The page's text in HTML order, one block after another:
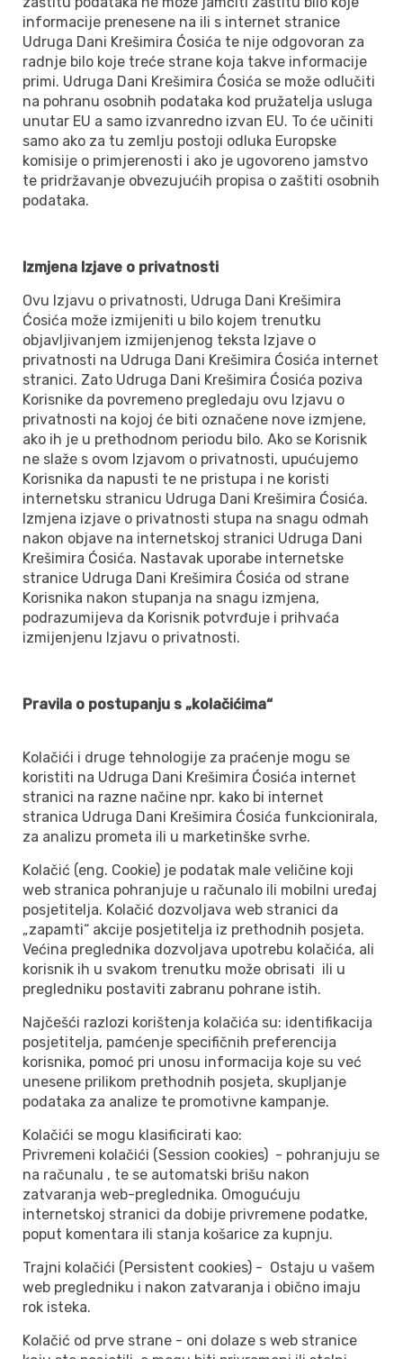
informacije prenesene na ili s internet stranice
Udruga Dani Krešimira Ćosića te nije odgovoran za
radnje bilo koje treće strane koja takve informacije
primi. Udruga Dani Krešimira Ćosića se može odlučiti
na pohranu osobnih podataka kod pružatelja usluga
unutar EU a samo izvanredno izvan EU. To će učiniti
samo ako za tu zemlju postoji odluka Europske
komisije o primjerenosti i ako je ugovoreno jamstvo
te pridržavanje obvezujućih propisa o zaštiti osobnih
podataka.
Izmjena Izjave o privatnosti
Ovu Izjavu o privatnosti, Udruga Dani Krešimira
Ćosića može izmijeniti u bilo kojem trenutku
objavljivanjem izmijenjenog teksta Izjave o
privatnosti na Udruga Dani Krešimira Ćosića internet
stranici. Zato Udruga Dani Krešimira Ćosića poziva
Korisnike da povremeno pregledaju ovu Izjavu o
privatnosti na kojoj će biti označene nove izmjene,
ako ih je u prethodnom periodu bilo. Ako se Korisnik
ne slaže s ovom Izjavom o privatnosti, upućujemo
Korisnika da napusti te ne pristupa i ne koristi
internetsku stranicu Udruga Dani Krešimira Ćosića.
Izmjena izjave o privatnosti stupa na snagu odmah
nakon objave na internetskoj stranici Udruga Dani
Krešimira Ćosića. Nastavak uporabe internetske
stranice Udruga Dani Krešimira Ćosića od strane
Korisnika nakon stupanja na snagu izmjena,
podrazumijeva da Korisnik potvrđuje i prihvaća
izmijenjenu Izjavu o privatnosti.
Pravila o postupanju s „kolačićima“
Kolačići i druge tehnologije za praćenje mogu se
koristiti na Udruga Dani Krešimira Ćosića internet
stranici na razne načine npr. kako bi internet
stranica Udruga Dani Krešimira Ćosića funkcionirala,
za analizu prometa ili u marketinške svrhe.
Kolačić (eng. Cookie) je podatak male veličine koji
web stranica pohranjuje u računalo ili mobilni uređaj
posjetitelja. Kolačić dozvoljava web stranici da
„zapamti“ akcije posjetitelja iz prethodnih posjeta.
Većina preglednika dozvoljava upotrebu kolačića, ali
korisnik ih u svakom trenutku može obrisati ili u
pregledniku postaviti zabranu pohrane istih.
Najčešći razlozi korištenja kolačića su: identifikacija
posjetitelja, pamćenje specifičnih preferencija
korisnika, pomoć pri unosu informacija koje su već
unesene prilikom prethodnih posjeta, skupljanje
podataka za analize te promotivne kampanje.
Kolačići se mogu klasificirati kao:
Privremeni kolačići (Session cookies) - pohranjuju se
na računalu , te se automatski brišu nakon
zatvaranja web-preglednika. Omogućuju
internetskoj stranici da dobije privremene podatke,
poput komentara ili stanja košarice za kupnju.
Trajni kolačići (Persistent cookies) - Ostaju u vašem
web pregledniku i nakon zatvaranja i obično imaju
rok isteka.
Kolačić od prve strane - oni dolaze s web stranice